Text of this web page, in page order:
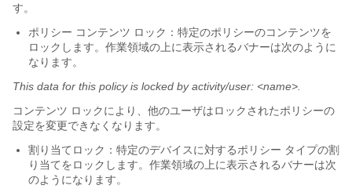
す。
ポリシー コンテンツ ロック：特定のポリシーのコンテンツを
ロックします。作業領域の上に表示されるバナーは次のように
なります。
This data for this policy is locked by activity/user: <name>.
コンテンツ ロックにより、他のユーザはロックされたポリシーの
設定を変更できなくなります。
割り当てロック：特定のデバイスに対するポリシー タイプの割
り当てをロックします。作業領域の上に表示されるバナーは次
のようになります。